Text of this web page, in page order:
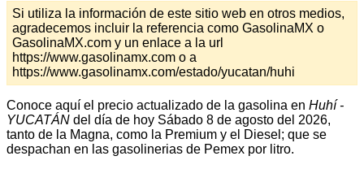
Si utiliza la información de este sitio web en otros medios,
agradecemos incluir la referencia como GasolinaMX o
GasolinaMX.com y un enlace a la url
https://www.gasolinamx.com o a
https://www.gasolinamx.com/estado/yucatan/huhi
Conoce aquí el precio actualizado de la gasolina en Huhí -
YUCATÁN del día de hoy Sábado 8 de agosto del 2026,
tanto de la Magna, como la Premium y el Diesel; que se
despachan en las gasolinerias de Pemex por litro.